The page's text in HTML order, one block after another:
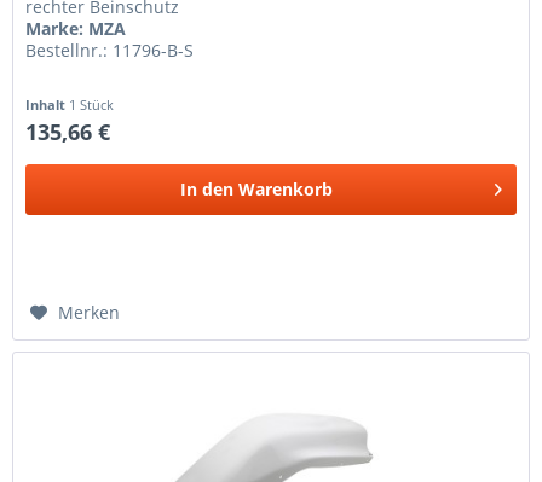
rechter Beinschutz
Marke: MZA
Bestellnr.: 11796-B-S
Inhalt 1 Stück
135,66 €
In den Warenkorb
Merken